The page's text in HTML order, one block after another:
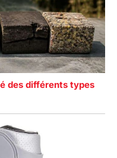
des différents types